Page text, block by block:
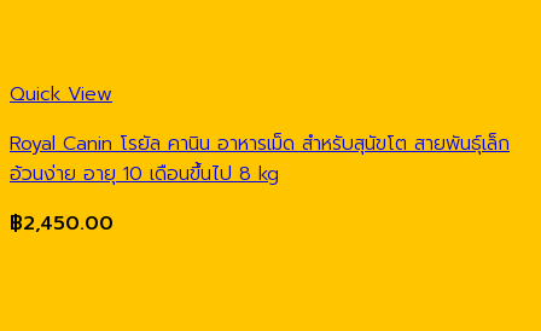
Quick View
Royal Canin โรยัล คานิน อาหารเม็ด สำหรับสุนัขโต สายพันธุ์เล็ก
อ้วนง่าย อายุ 10 เดือนขึ้นไป 8 kg
฿2,450.00